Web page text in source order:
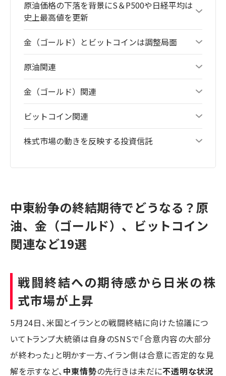
原油価格の下落を背景にS＆P500や日経平均は
史上最高値を更新
金（ゴールド）とビットコインは調整局面
原油関連
金（ゴールド）関連
ビットコイン関連
株式市場の動きを反映する投資信託
中東紛争の終結期待でどうなる？原
油、金（ゴールド）、ビットコイン
関連など19選
戦闘終結への期待感から日米の株
式市場が上昇
5月24日、米国とイランとの戦闘終結に向けた協議につ
いてトランプ大統領は自身のSNSで「合意内容の大部分
が終わった」と明かす一方、イラン側は合意に否定的な見
解を示すなど、中東情勢の先行きは未だに不透明な状況